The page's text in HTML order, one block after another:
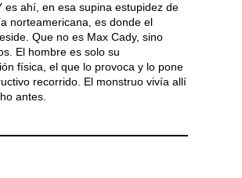
es ahí, en esa supina estupidez de
norteamericana, es donde el
Que no es Max Cady, sino
El hombre es solo su
física, el que lo provoca y lo pone
recorrido. El monstruo vivía allí
antes.